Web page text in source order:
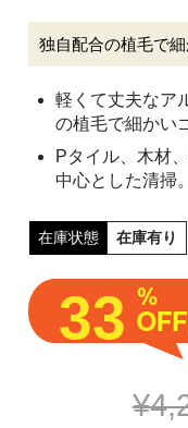
介護用品
安全用品
ピーピースル
会社案内
独自配合の植毛で
軽くて丈夫なア
の植毛で細かい
Pタイル、木材
中心とした清掃。
在庫状態 在庫有り
33